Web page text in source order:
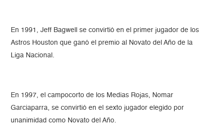
En 1991, Jeff Bagwell se convirtió en el primer jugador de los
Astros Houston que ganó el premio al Novato del Año de la
Liga Nacional.
En 1997, el campocorto de los Medias Rojas, Nomar
Garciaparra, se convirtió en el sexto jugador elegido por
unanimidad como Novato del Año.